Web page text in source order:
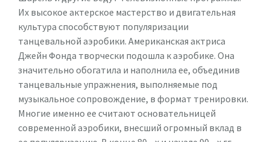
Их высокое актерское мастерство и двигательная
культура способствуют популяризации
танцевальной аэробики. Американская актриса
Джейн Фонда творчески подошла к аэробике. Она
значительно обогатила и наполнила ее, объединив
танцевальные упражнения, выполняемые под
музыкальное сопровождение, в формат тренировки.
Многие именно ее считают основательницей
современной аэробики, внесший огромный вклад в